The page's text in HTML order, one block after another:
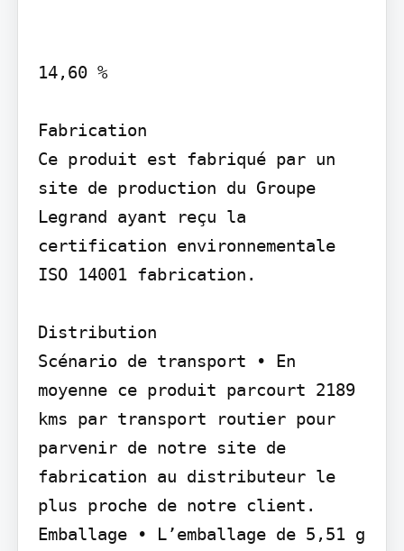
14,60 %
Fabrication
Ce produit est fabriqué par un
site de production du Groupe
Legrand ayant reçu la
certification environnementale
ISO 14001 fabrication.
Distribution
Scénario de transport • En
moyenne ce produit parcourt 2189
kms par transport routier pour
parvenir de notre site de
fabrication au distributeur le
plus proche de notre client.
Emballage • L’emballage de 5,51 g